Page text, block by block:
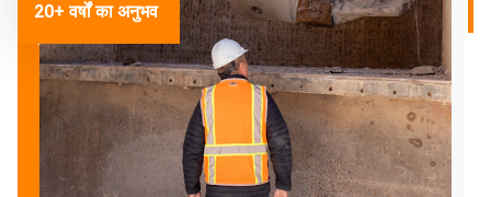
20+ वर्षों का अनुभव